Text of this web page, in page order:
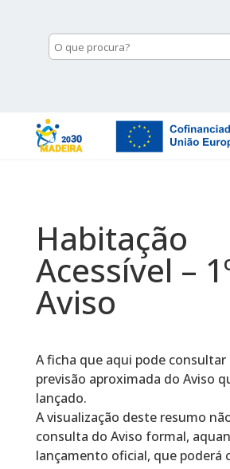
Habitação
Acessível –
Aviso
A ficha que aqui pode consultar
previsão aproximada do Aviso
lançado.
A visualização deste resumo
consulta do Aviso formal,
lançamento oficial, que poderá